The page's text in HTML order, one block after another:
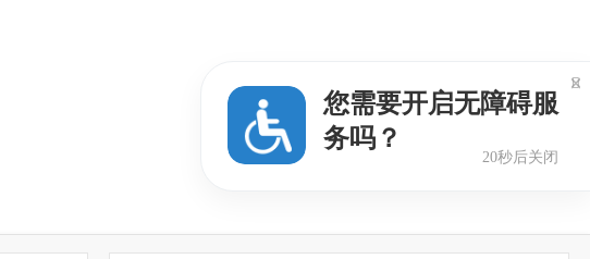
您需要开启无障碍服
务吗？
18秒后关闭
